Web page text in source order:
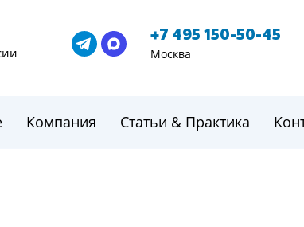
+7 495 150-50-45
Москва
Компания Статьи & Практика